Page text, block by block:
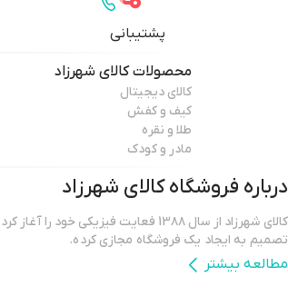
پشتیبانی
محصولاتکالای شهرزاد
کالای دیجیتال
کیف و کفش
طلا و نقره
مادر و کودک
درباره فروشگاهکالای شهرزاد
تصمیم به ایجاد یک فروشگاه مجازی کرده.
مطالعه بیشتر